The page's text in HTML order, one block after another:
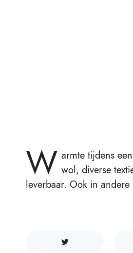
W armte tijdens
wol, diverse
leverbaar. Ook in andere